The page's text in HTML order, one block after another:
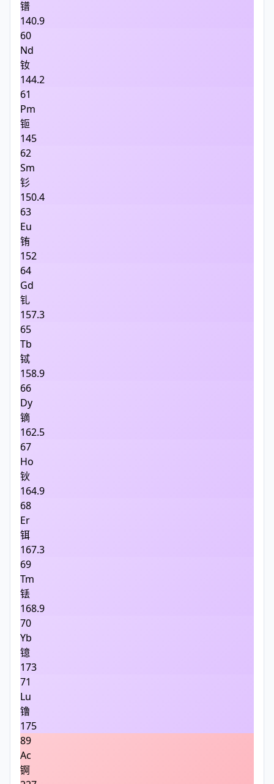
镨
140.9
60
Nd
钕
144.2
61
Pm
钷
145
62
Sm
钐
150.4
63
Eu
铕
152
64
Gd
钆
157.3
65
Tb
铽
158.9
66
Dy
镝
162.5
67
Ho
钬
164.9
68
Er
铒
167.3
69
Tm
铥
168.9
70
Yb
镱
173
71
Lu
镥
175
89
Ac
锕